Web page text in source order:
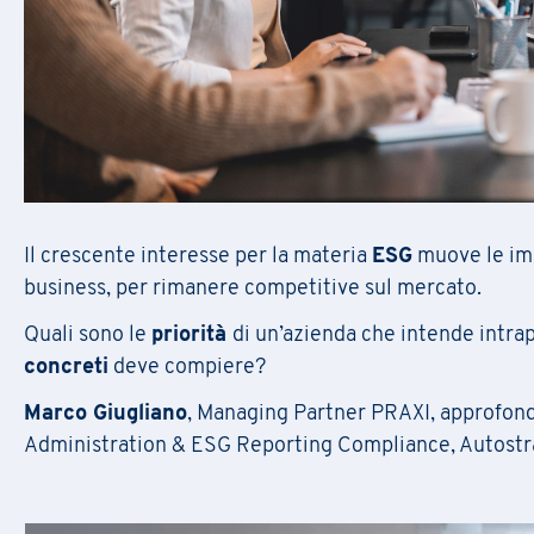
Il crescente interesse per la materia ESG muove le
business, per rimanere competitive sul mercato.
Quali sono le priorità di un’azienda che intende
concreti deve compiere?
Marco Giugliano, Managing Partner PRAXI,
Administration & ESG Reporting Compliance,